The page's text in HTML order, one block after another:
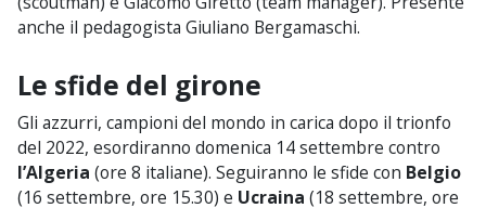
anche il pedagogista Giuliano Bergamaschi.
Le sfide del girone
Gli azzurri, campioni del mondo in carica dopo il trionfo
del 2022, esordiranno domenica 14 settembre contro
l’Algeria (ore 8 italiane). Seguiranno le sfide con Belgio
(16 settembre, ore 15.30) e Ucraina (18 settembre, ore